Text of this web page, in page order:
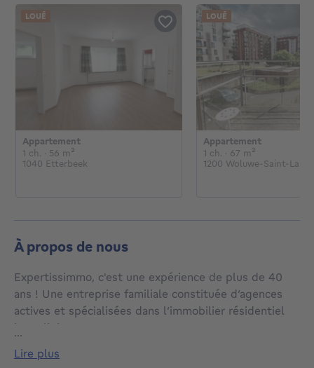
Appartement
1 ch. 1 chambre
· 56 m²
1040 Etterbeek
LOUÉ
Appartement
1 ch. 1 chambre
· 67 m²
1200 Woluwe-Saint-
LOUÉ
À propos de nous
Expertissimmo, c'est une expérience de plus de 40
ans ! Une entreprise familiale constituée d’agences
actives et spécialisées dans l’immobilier résidentiel
bruxellois.
La vente, la location, la gestion n’ont aucun secret
...
lire plus